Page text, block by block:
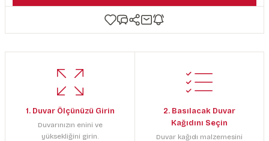
1. Duvar Ölçünüzü Girin
Duvarınızın enini ve
yüksekliğini girin.
2. Basılacak Duvar
Kağıdını Seçin
Duvar kağıdı malzemesini